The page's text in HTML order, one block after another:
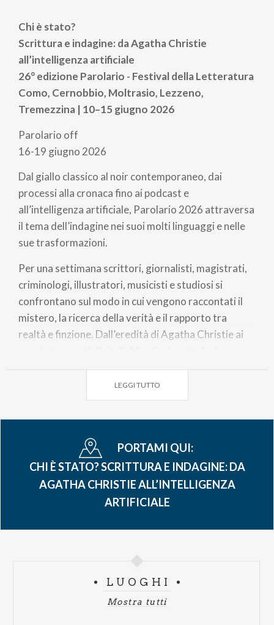
pane
Chi è stato?
Scrittura e indagine: da Agatha Christie
all’intelligenza artificiale
26° edizione Parolario - Festival della Letteratura
Como, Cernobbio, Moltrasio, Lezzeno,
Tremezzina | 10–15 giugno 2026
Parolario off
16-19 giugno 2026
Dal giallo classico al noir contemporaneo, dai
processi alla cronaca fino ai podcast e
all’intelligenza artificiale, Parolario 2026 attraversa
il tema dell’indagine nei suoi molti linguaggi e nelle
sue trasformazioni.
Per una settimana scrittori, giornalisti, magistrati,
criminologi, illustratori, musicisti e studiosi si
confrontano sul modo in cui vengono raccontati il
mistero, la ricerca della verità e il rapporto tra
realtà e finzione. Dall’eredità di Agatha Christie ai
esperienze e punti di vista diversi, accomunati
dall’attenzione per le storie, i personaggi e i
meccanismi della narrazione.
performance e recital musicali tra Como e il Lago di
Como, con Palazzo Natta come sede principale della
manifestazione e Villa Bernasconi di Cernobbio
come uno dei luoghi centrali di questa edizione,
ospitando incontri dedicati al giallo classico, al noir
Accanto al programma tematico c’è Parolario OFF,
LEGGI TUTTO
PORTAMI QUI:
CHI È STATO? SCRITTURA E INDAGINE: DA
AGATHA CHRISTIE ALL’INTELLIGENZA
ARTIFICIALE
LUOGHI
Mostra tutti